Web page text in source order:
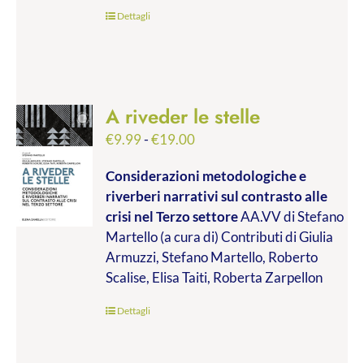
Dettagli
A riveder le stelle
€9.99-€19.00Fascia
prezzo:
da
€9.99
a
€19.00
Considerazioni metodologiche e
riverberi narrativi sul contrasto alle
crisi nel Terzo settoreAA.VV di Stefano
Martello (a cura di) Contributi di Giulia
Armuzzi, Stefano Martello, Roberto
Scalise, Elisa Taiti, Roberta Zarpellon
Dettagli